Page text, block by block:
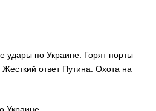
удары по Украине. Горят порты
ответ Путина. Охота на
Украине